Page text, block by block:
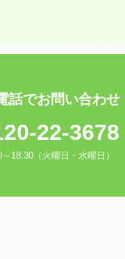
話でお問い合わせ
22-3678
18:30（火曜日・水曜日）